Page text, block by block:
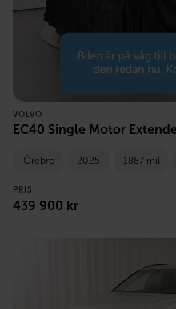
VOLVO
EC40 Single Motor
Örebro 2025 1887 mil
PRIS
439 900 kr